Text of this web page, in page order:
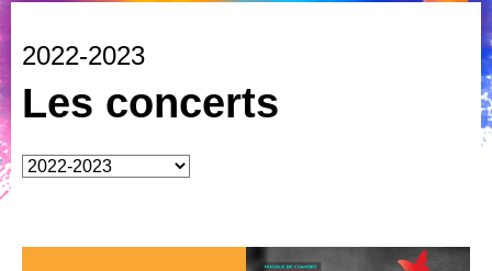
2022-2023
Les concerts